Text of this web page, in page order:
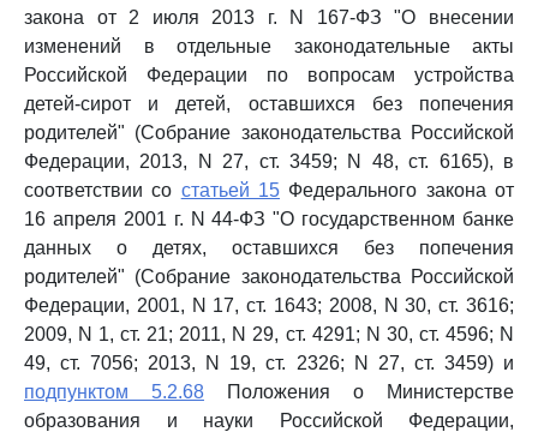
закона от 2 июля 2013 г. N 167-ФЗ "О внесении
изменений в отдельные законодательные акты
Российской Федерации по вопросам устройства
детей-сирот и детей, оставшихся без попечения
родителей" (Собрание законодательства Российской
Федерации, 2013, N 27, ст. 3459; N 48, ст. 6165), в
соответствии со статьей 15 Федерального закона от
16 апреля 2001 г. N 44-ФЗ "О государственном банке
данных о детях, оставшихся без попечения
родителей" (Собрание законодательства Российской
Федерации, 2001, N 17, ст. 1643; 2008, N 30, ст. 3616;
2009, N 1, ст. 21; 2011, N 29, ст. 4291; N 30, ст. 4596; N
49, ст. 7056; 2013, N 19, ст. 2326; N 27, ст. 3459) и
подпунктом 5.2.68 Положения о Министерстве
образования и науки Российской Федерации,